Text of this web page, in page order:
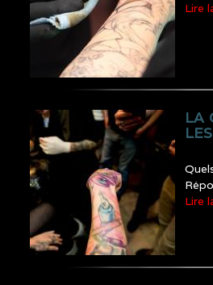
Lire
LA
Lire